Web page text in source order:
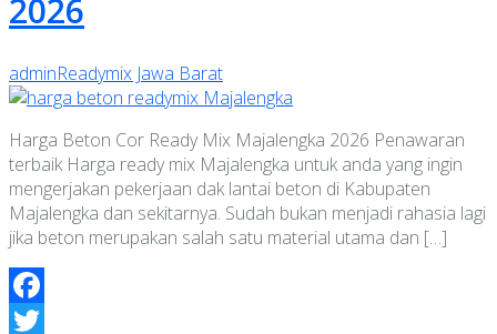
2026
adminReadymix Jawa Barat
Harga Beton Cor Ready Mix Majalengka 2026 Penawaran
terbaik Harga ready mix Majalengka untuk anda yang ingin
mengerjakan pekerjaan dak lantai beton di Kabupaten
Majalengka dan sekitarnya. Sudah bukan menjadi rahasia lagi
jika beton merupakan salah satu material utama dan […]
Facebook